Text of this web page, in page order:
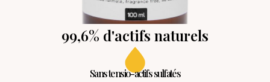
99,6% d'actifs naturels
Sans tensio-actifs sulfatés